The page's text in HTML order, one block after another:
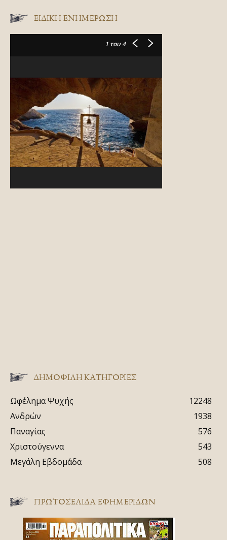
ΕΙΔΙΚΉ ΕΝΗΜΈΡΩΣΗ
1 του 4
ΔΗΜΟΦΙΛΗ ΚΑΤΗΓΟΡΙΕΣ
Ωφέλημα Ψυχής
12248
Ανδρών
1938
Παναγίας
576
Χριστούγεννα
543
Μεγάλη Εβδομάδα
508
ΠΡΩΤΟΣΈΛΙΔΑ ΕΦΗΜΕΡΊΔΩΝ